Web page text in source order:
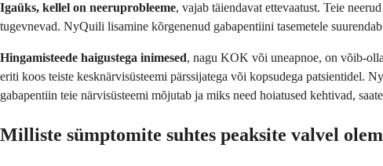
Igaüks, kellel on neeruprobleeme, vajab täiendavat ettevaatust. Teie
tugevnevad. NyQuili lisamine kõrgenenud gabapentiini tasemetele
Hingamisteede haigustega inimesed, nagu KOK või uneapnoe, on võib-
eriti koos teiste kesknärvisüsteemi pärssijatega või kopsudega patsientidel.
gabapentiin teie närvisüsteemi mõjutab ja miks need hoiatused kehtivad, saate
Milliste sümptomite suhtes peaksite valvel